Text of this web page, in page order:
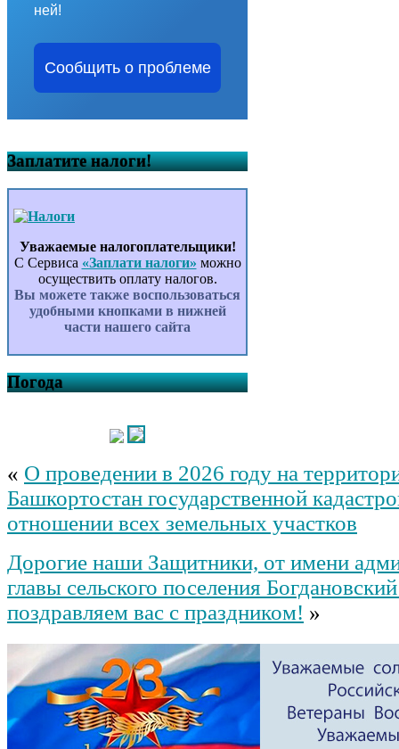
ней!
Сообщить о проблеме
Заплатите налоги!
Уважаемые налогоплательщики!
С Сервиса «Заплати налоги» можно
осуществить оплату налогов.
Вы можете также воспользоваться
удобными кнопками в нижней
части нашего сайта
Погода
« О проведении в 2026 году на
Башкортостан государственной
отношении всех земельных участков
Дорогие наши Защитники, от имени
главы сельского поселения
поздравляем вас с праздником! »